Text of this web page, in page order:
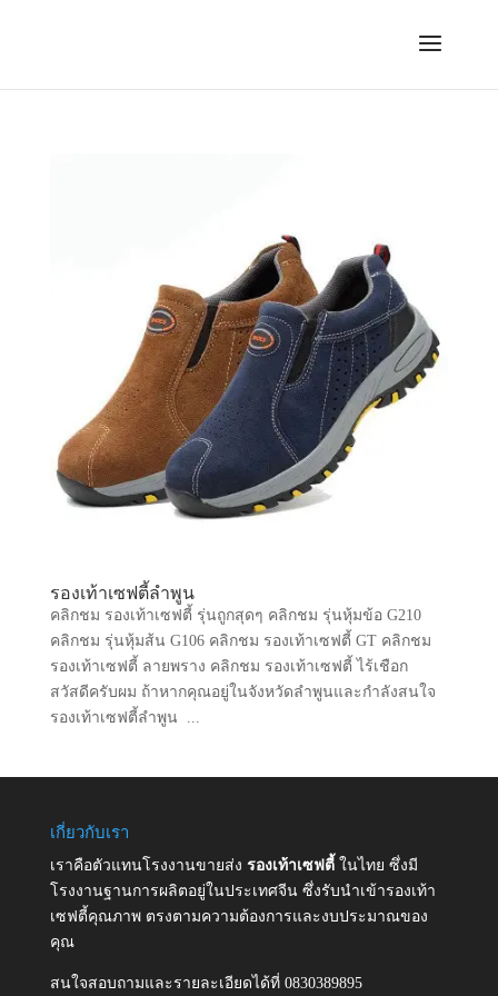
รองเท้าเซฟตี้ลำพูน
คลิกชม รองเท้าเซฟตี้ รุ่นถูกสุดๆ คลิกชม รุ่นหุ้มข้อ G210
คลิกชม รุ่นหุ้มส้น G106 คลิกชม รองเท้าเซฟตี้ GT คลิกชม
รองเท้าเซฟตี้ ลายพราง คลิกชม รองเท้าเซฟตี้ ไร้เชือก
สวัสดีครับผม ถ้าหากคุณอยู่ในจังหวัดลำพูนและกำลังสนใจ
รองเท้าเซฟตี้ลำพูน ...
เกี่ยวกับเรา
เราคือตัวแทนโรงงานขายส่ง รองเท้าเซฟตี้ ในไทย ซึ่งมี
โรงงานฐานการผลิตอยู่ในประเทศจีน ซึ่งรับนำเข้ารองเท้า
เซฟตี้คุณภาพ ตรงตามความต้องการและงบประมาณของ
คุณ
สนใจสอบถามและรายละเอียดได้ที่ 0830389895